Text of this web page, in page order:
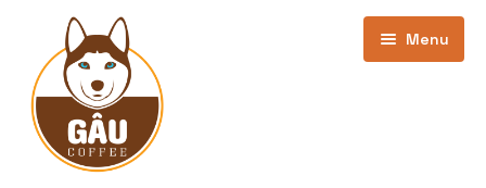
Menu